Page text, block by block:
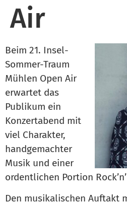
Air
Beim 21. Insel-
Sommer-Traum
Mühlen Open Air
erwartet das
Publikum ein
Konzertabend mit
viel Charakter,
handgemachter
Musik und einer
ordentlichen Portion
Den musikalischen Auftakt